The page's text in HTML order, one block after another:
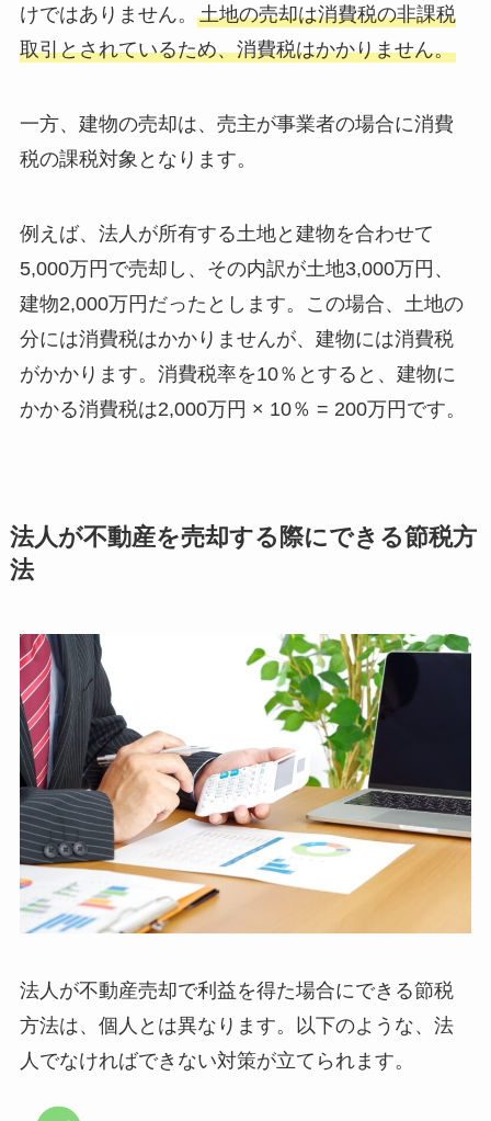
けではありません。 土地の売却は消費税の非課税
取引とされているため、消費税はかかりません。
一方、建物の売却は、売主が事業者の場合に消費
税の課税対象となります。
例えば、法人が所有する土地と建物を合わせて
5,000万円で売却し、その内訳が土地3,000万円、
建物2,000万円だったとします。この場合、土地の
分には消費税はかかりませんが、建物には消費税
がかかります。消費税率を10％とすると、建物に
かかる消費税は2,000万円 × 10％ = 200万円です。
法人が不動産を売却する際にできる節税方
法
法人が不動産売却で利益を得た場合にできる節税
方法は、個人とは異なります。以下のような、法
人でなければできない対策が立てられます。